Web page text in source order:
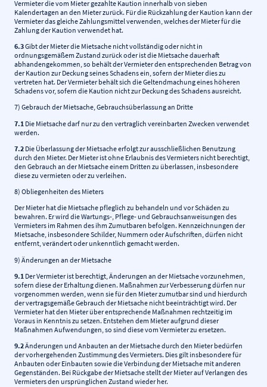
Vermieter die vom Mieter gezahlte Kaution innerhalb von sieben
Kalendertagen an den Mieter zurück. Für die Rückzahlung der Kaution kann der
Vermieter das gleiche Zahlungsmittel verwenden, welches der Mieter für die
Zahlung der Kaution verwendet hat.
6.3Gibt der Mieter die Mietsache nicht vollständig oder nicht in
ordnungsgemäßem Zustand zurück oder ist die Mietsache dauerhaft
abhandengekommen, so behält der Vermieter den entsprechenden Betrag von
der Kaution zur Deckung seines Schadens ein, sofern der Mieter dies zu
vertreten hat. Der Vermieter behält sich die Geltendmachung eines höheren
Schadens vor, sofern die Kaution nicht zur Deckung des Schadens ausreicht.
7) Gebrauch der Mietsache, Gebrauchsüberlassung an Dritte
7.1 Die Mietsache darf nur zu den vertraglich vereinbarten Zwecken verwendet
werden.
7.2 Die Überlassung der Mietsache erfolgt zur ausschließlichen Benutzung
durch den Mieter. Der Mieter ist ohne Erlaubnis des Vermieters nicht berechtigt,
den Gebrauch an der Mietsache einem Dritten zu überlassen, insbesondere
diese zu vermieten oder zu verleihen.
8) Obliegenheiten des Mieters
Der Mieter hat die Mietsache pfleglich zu behandeln und vor Schäden zu
bewahren. Er wird die Wartungs-, Pflege- und Gebrauchsanweisungen des
Vermieters im Rahmen des ihm Zumutbaren befolgen. Kennzeichnungen der
Mietsache, insbesondere Schilder, Nummern oder Aufschriften, dürfen nicht
entfernt, verändert oder unkenntlich gemacht werden.
9) Änderungen an der Mietsache
9.1 Der Vermieter ist berechtigt, Änderungen an der Mietsache vorzunehmen,
sofern diese der Erhaltung dienen. Maßnahmen zur Verbesserung dürfen nur
vorgenommen werden, wenn sie für den Mieter zumutbar sind und hierdurch
der vertragsgemäße Gebrauch der Mietsache nicht beeinträchtigt wird. Der
Vermieter hat den Mieter über entsprechende Maßnahmen rechtzeitig im
Voraus in Kenntnis zu setzen. Entstehen dem Mieter aufgrund dieser
Maßnahmen Aufwendungen, so sind diese vom Vermieter zu ersetzen.
9.2Änderungen und Anbauten an der Mietsache durch den Mieter bedürfen
der vorhergehenden Zustimmung des Vermieters. Dies gilt insbesondere für
Anbauten oder Einbauten sowie die Verbindung der Mietsache mit anderen
Gegenständen. Bei Rückgabe der Mietsache stellt der Mieter auf Verlangen des
Vermieters den ursprünglichen Zustand wieder her.